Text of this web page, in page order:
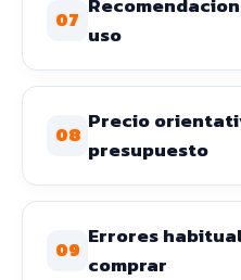
07
uso
08
Precio
presupuesto
09
Errores
comprar